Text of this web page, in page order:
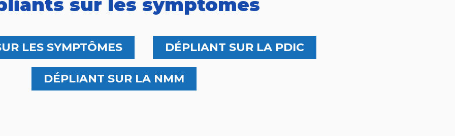
LES SYMPTÔMES DÉPLIANT SUR LA PDIC
DÉPLIANT SUR LA NMM